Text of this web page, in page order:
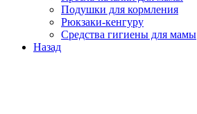
Подушки для кормления
Рюкзаки-кенгуру
Средства гигиены для мамы
Назад